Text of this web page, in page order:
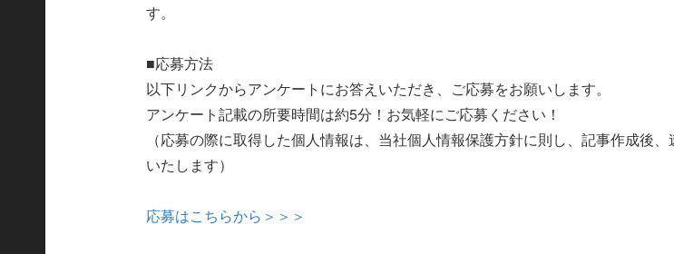
す。
■応募方法
以下リンクからアンケートにお答えいただき、ご応募をお願いします。
アンケート記載の所要時間は約5分！お気軽にご応募ください！
（応募の際に取得した個人情報は、当社個人情報保護方針に則し、記事作成後
いたします）
応募はこちらから＞＞＞